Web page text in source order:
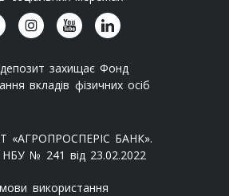
захищає Фонд
вкладів фізичних осіб
«АГРОПРОСПЕРІС БАНК».
НБУ № 241 від 23.02.2022
використання